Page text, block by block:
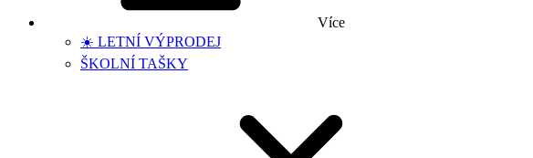
Více
☀️ LETNÍ VÝPRODEJ
ŠKOLNÍ TAŠKY